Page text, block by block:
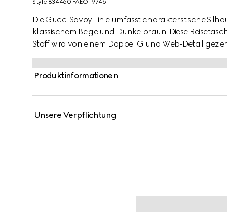
Style ‎834460 FAEOI 9746
Die Gucci Savoy Linie umfasst charakteristische
klassischem Beige und Dunkelbraun. Diese
Stoff wird von einem Doppel G und Web-Detail
Produktinformationen
Unsere Verpflichtung